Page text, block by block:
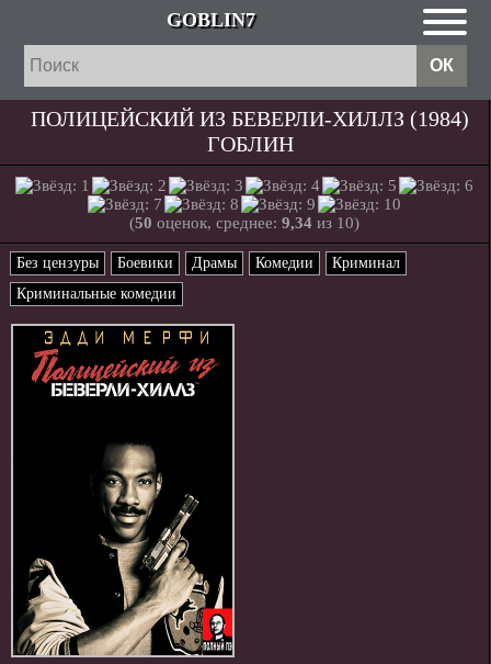
GOBLIN7
ПОЛИЦЕЙСКИЙ ИЗ БЕВЕРЛИ-ХИЛЛЗ (1984)
ГОБЛИН
(50 оценок, среднее: 9,34 из 10)
Без цензуры Боевики Драмы Комедии
Криминал
Криминальные комедии